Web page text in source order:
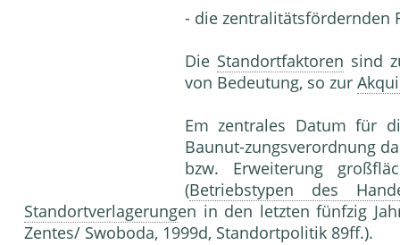
- die zentralitätsfördernden
Die Standortfaktoren sind
von Bedeutung, so zur
Em zentrales Datum für
Baunut-zungsverordnung
bzw. Erweiterung
(Betriebstypen des
Standortverlagerungen in den letzten fünfzig
Zentes/ Swoboda, 1999d, Standortpolitik 89ff.).